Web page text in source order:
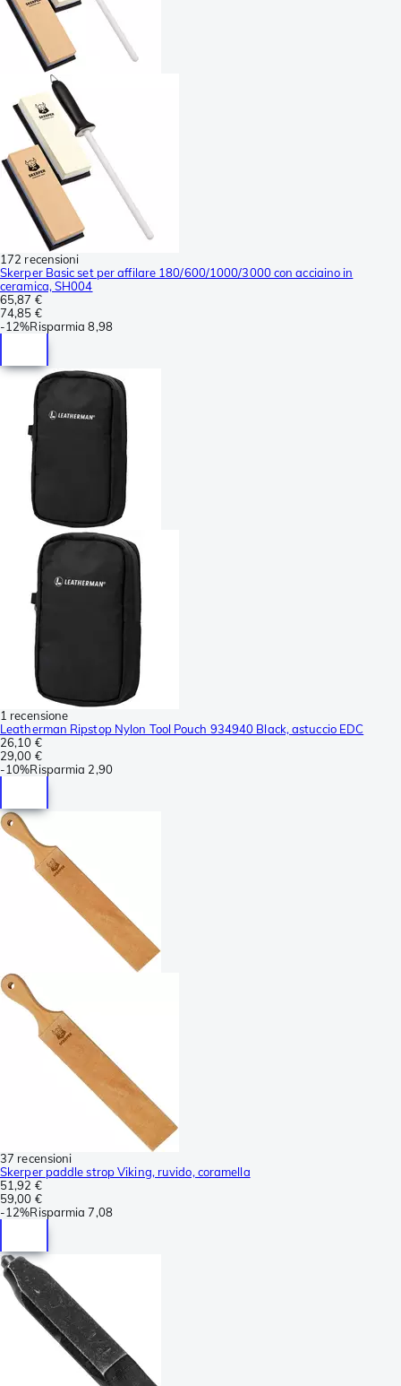
172 recensioni
Skerper Basic set per affilare 180/600/1000/3000 con acciaino in
ceramica, SH004
65,87 €
74,85 €
-12%Risparmia 8,98
1 recensione
Leatherman Ripstop Nylon Tool Pouch 934940 Black, astuccio EDC
26,10 €
29,00 €
-10%Risparmia 2,90
37 recensioni
Skerper paddle strop Viking, ruvido, coramella
51,92 €
59,00 €
-12%Risparmia 7,08